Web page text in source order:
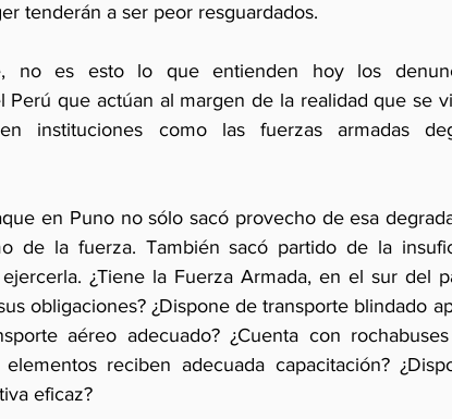
tenderán a ser peor resguardados.
no es esto lo que entienden hoy los
Perú que actúan al margen de la realidad que se
instituciones como las fuerzas armadas
en Puno no sólo sacó provecho de esa
de la fuerza. También sacó partido de la
¿Tiene la Fuerza Armada, en el sur del
obligaciones? ¿Dispone de transporte blindado
aéreo adecuado? ¿Cuenta con
reciben adecuada capacitación?
eficaz?